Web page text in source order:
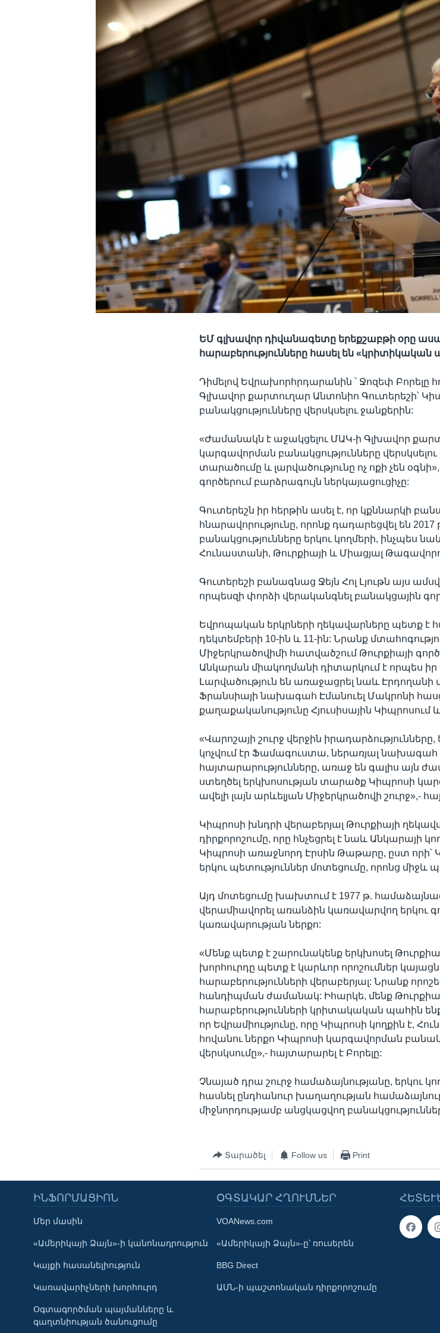
Learning English
ՀԵՏԵՒԵՔ ՄԵԶ
Լեզուներ
ԵՄ գլխավոր դիվանագետը երեքշաբթի օրը
հարաբերությունները հասել են «կրիտիկական
Դիմելով Եվրախորհրդարանին ՝ Ջոզեփ Բորելը
Գլխավոր քարտուղար Անտոնիո Գուտերեշի՝
բանակցությունները վերսկսելու ջանքերին:
«Ժամանակն է աջակցելու ՄԱԿ-ի Գլխավոր
կարգավորման բանակցությունները
տարածումը և լարվածությունը ոչ ոքի չեն
գործերում բարձրագույն ներկայացուցիչը:
Գուտերեշն իր հերթին ասել է, որ կքննարկի
հնարավորությունը, որոնք դադարեցվել են 2017
բանակցությունները երկու կողմերի, ինչպես
Հունաստանի, Թուրքիայի և Միացյալ
Գուտերեշի բանագնաց Ջեյն Հոլ Լյութն այս
որպեսզի փորձի վերականգնել բանակցային
Եվրոպական երկրների ղեկավարները պետք է
դեկտեմբերի 10-ին և 11-ին: Նրանք
Միջերկրածովիմի հատվածշում Թուրքիայի
Անկարան միակողմանի դիտարկում է որպես
Լարվածություն են առաջացրել նաև
Ֆրանսիայի նախագահ Էմանուել Մակրոնի
քաղաքականությունը Հյուսիսային Կիպրոսում
«Վարոշայի շուրջ վերջին
կոչվում էր Ֆամագուստա, ներառյալ նախագահ
հայտարարությունները, առաջ են գալիս այն
ստեղծել երկխոսության տարածք Կիպրոսի
ավելի լայն արևելյան Միջերկրածովի շուրջ»,-
Կիպրոսի խնդրի վերաբերյալ Թուրքիայի
դիրքորոշումը, որը հնչեցրել է նաև Անկարայի
Կիպրոսի առաջնորդ Էրսին Թաթարը, ըստ որի՝
երկու պետություններ մոտեցումը, որոնց միջև
Այդ մոտեցումը խախտում է 1977 թ.
վերամիավորել առանձին կառավարվող երկու
կառավարության ներքո:
«Մենք պետք է շարունակենք երկխոսել
խորհուրդը պետք է կարևոր որոշումներ
հարաբերությունների վերաբերյալ: Նրանք
հանդիպման ժամանակ: Իհարկե, մենք
հարաբերությունների կրիտակական պահին
որ Եվրամիությունը, որը Կիպրոսի կողքին է,
հովանու ներքո Կիպրոսի կարգավորման
վերսկսումը»,- հայտարարել է Բորելը:
Չնայած դրա շուրջ համաձայնությանը, երկու
հասնել ընդհանուր խաղաղության
միջնորդությամբ անցկացվող
Տարածել Follow us Print
ԻՆՖՈՐՄԱՑԻՈՆ
Մեր մասին
«Ամերիկայի Ձայն»-ի կանոնադրություն
Կայքի հասանելիություն
Կառավարիչների խորհուրդ
Օգտագործման պայմանները և
գաղտնիության ծանուցումը
ՕԳՏԱԿԱՐ ՀՂՈՒՄՆԵՐ
VOANews.com
«Ամերիկայի Ձայն»-ը՝ ռուսերեն
BBG Direct
ԱՄՆ-ի պաշտոնական դիրքորոշումը